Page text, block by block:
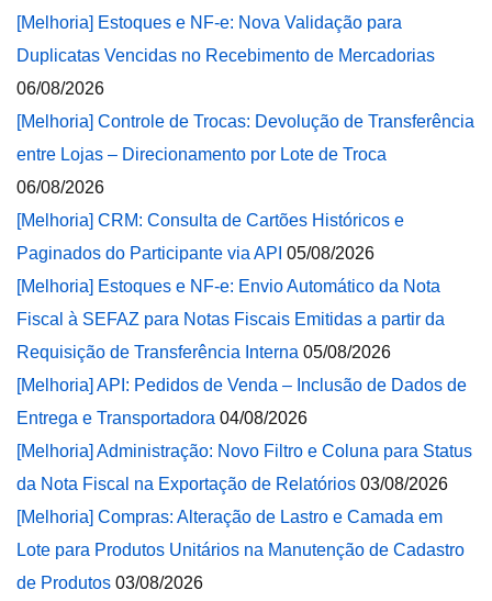
[Melhoria] Estoques e NF-e: Nova Validação para
Duplicatas Vencidas no Recebimento de Mercadorias
06/08/2026
[Melhoria] Controle de Trocas: Devolução de Transferência
entre Lojas – Direcionamento por Lote de Troca
06/08/2026
[Melhoria] CRM: Consulta de Cartões Históricos e
Paginados do Participante via API 05/08/2026
[Melhoria] Estoques e NF-e: Envio Automático da Nota
Fiscal à SEFAZ para Notas Fiscais Emitidas a partir da
Requisição de Transferência Interna 05/08/2026
[Melhoria] API: Pedidos de Venda – Inclusão de Dados de
Entrega e Transportadora 04/08/2026
[Melhoria] Administração: Novo Filtro e Coluna para Status
da Nota Fiscal na Exportação de Relatórios 03/08/2026
[Melhoria] Compras: Alteração de Lastro e Camada em
Lote para Produtos Unitários na Manutenção de Cadastro
de Produtos 03/08/2026